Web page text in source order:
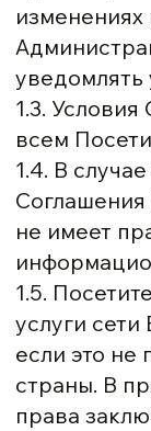
изменениях
уведомлять
1.3.
всем
1.4. В
Соглашения
не имеет
1.5.
услуги
если это не
страны. В
права